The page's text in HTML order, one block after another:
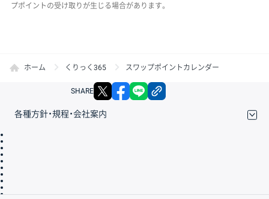
プポイントの受け取りが生じる場合があります。
ホーム くりっく365 スワップポイントカレンダー
SHARE X facebook
各種方針・規程・会社案内
会社案内